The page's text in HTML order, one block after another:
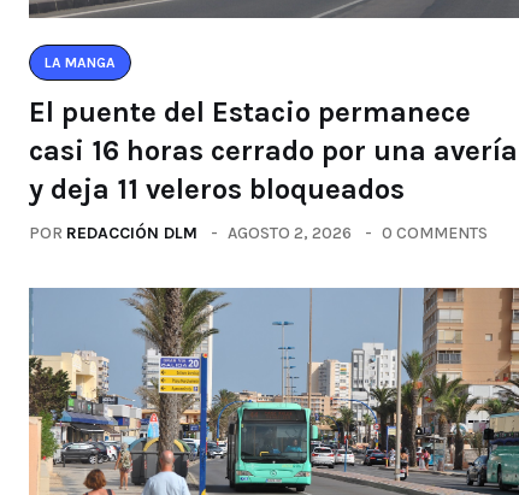
LA MANGA
El puente del Estacio permanece
casi 16 horas cerrado por una avería
y deja 11 veleros bloqueados
POR REDACCIÓN DLM AGOSTO 2, 2026 0 COMMENTS